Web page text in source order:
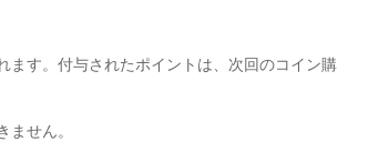
ます。付与されたポイントは、次回のコイン購
せん。